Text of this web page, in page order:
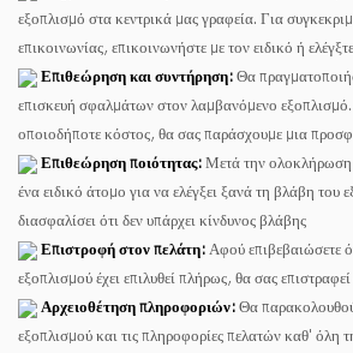
εξοπλισμό στα κεντρικά μας γραφεία. Για
επικοινωνίας, επικοινωνήστε με τον ειδικό ή
Επιθεώρηση και συντήρηση: Θα
επισκευή σφαλμάτων στον λαμβανόμενο
οποιοδήποτε κόστος, θα σας παράσχουμε μια
Επιθεώρηση ποιότητας: Μετά την ολοκλήρωση
ένα ειδικό άτομο για να ελέγξει ξανά τη βλάβη του
διασφαλίσει ότι δεν υπάρχει κίνδυνος βλάβης
Επιστροφή στον πελάτη: Αφού επιβεβαιώσετε
εξοπλισμού έχει επιλυθεί πλήρως, θα σας
Αρχειοθέτηση πληροφοριών: Θα
εξοπλισμού και τις πληροφορίες πελατών καθ' όλη